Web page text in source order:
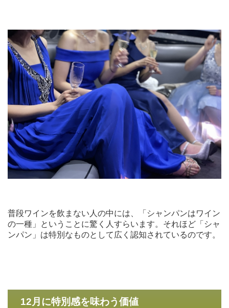
普段ワインを飲まない人の中には、「シャンパンはワイン
の一種」ということに驚く人すらいます。それほど「シャ
ンパン」は特別なものとして広く認知されているのです。
12月に特別感を味わう価値